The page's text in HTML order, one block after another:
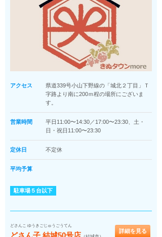
アクセス
県道339号小山下野線の「城北２丁目」Ｔ
字路より南に200ｍ程の場所にございま
す。
営業時間
平日11:00〜14:30／17:00〜23:30、土・
日・祝日11:00〜23:30
定休日 不定休
平均予算
駐車場５台以下
どさんこ ゆうきごじゅうごうてん
詳細を見る